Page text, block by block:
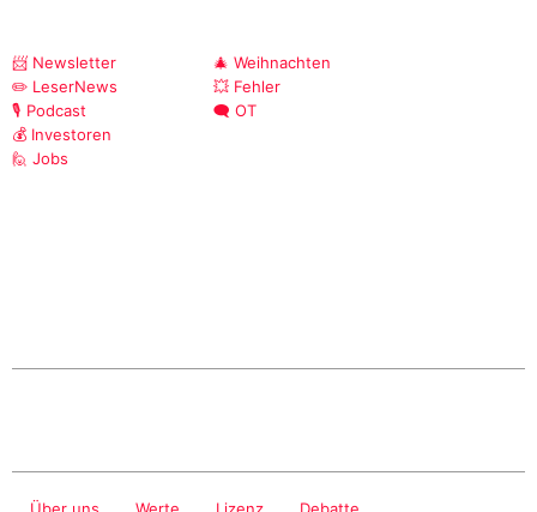
📨 Newsletter
✏️ LeserNews
🎙️ Podcast
💰 Investoren
🙋 Jobs
🎄 Weihnachten
💥 Fehler
🗨️ OT